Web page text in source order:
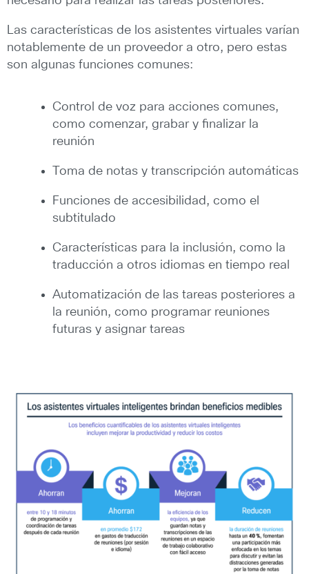
Las características de los asistentes virtuales varían
notablemente de un proveedor a otro, pero estas
son algunas funciones comunes:
Control de voz para acciones comunes,
como comenzar, grabar y finalizar la
reunión
Toma de notas y transcripción automáticas
Funciones de accesibilidad, como el
subtitulado
Características para la inclusión, como la
traducción a otros idiomas en tiempo real
Automatización de las tareas posteriores a
la reunión, como programar reuniones
futuras y asignar tareas